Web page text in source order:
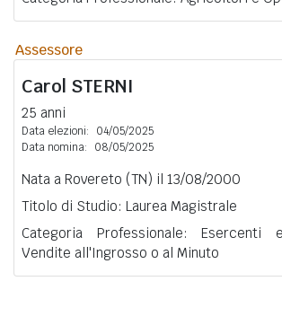
Assessore
Carol STERNI
25 anni
Data elezioni:
04/05/2025
Data nomina:
08/05/2025
Nata a Rovereto (TN) il 13/08/2000
Titolo di Studio: Laurea Magistrale
Categoria Professionale:
Vendite all'Ingrosso o al Minuto